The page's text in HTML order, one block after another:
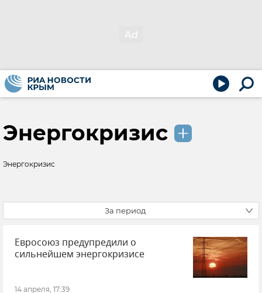
Энергокризис
Энергокризис
За период
Евросоюз предупредили о
сильнейшем энергокризисе
14 апреля, 17:39